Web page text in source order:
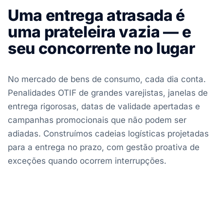
Uma entrega atrasada é
uma prateleira vazia — e
seu concorrente no lugar
No mercado de bens de consumo, cada dia conta.
Penalidades OTIF de grandes varejistas, janelas de
entrega rigorosas, datas de validade apertadas e
campanhas promocionais que não podem ser
adiadas. Construímos cadeias logísticas projetadas
para a entrega no prazo, com gestão proativa de
exceções quando ocorrem interrupções.